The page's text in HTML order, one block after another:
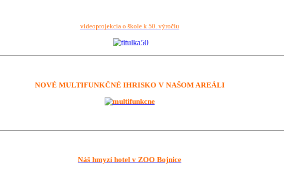
videoprojekcia o škole k 50. výročiu
NOVÉ MULTIFUNKČNÉ IHRISKO V NAŠOM AREÁLI
Náš hmyzí hotel v ZOO Bojnice